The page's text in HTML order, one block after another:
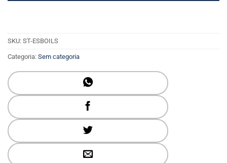
SKU: ST-ESBOILS
Categoria: Sem categoria